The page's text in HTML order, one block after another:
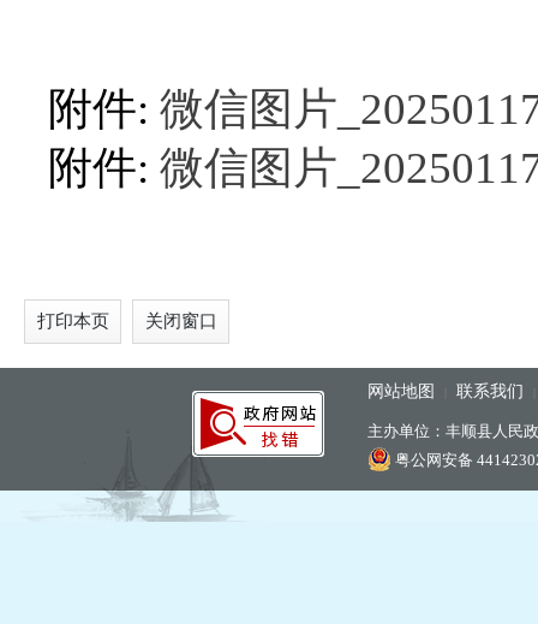
附件: 微信图片
附件: 微信图片
打印本页 关闭窗口
网站地图 联系我们
主办单位：丰顺县人民
粤公网安备